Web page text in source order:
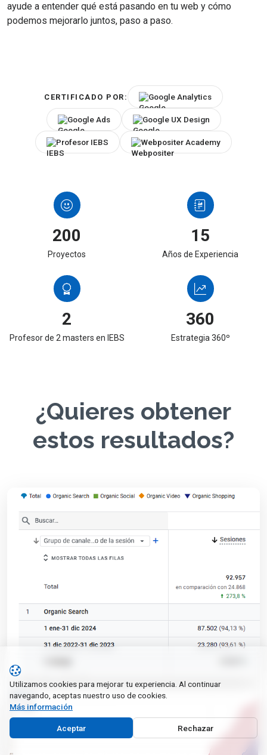
ayude a entender qué está pasando en tu web y cómo
podemos mejorarlo juntos, paso a paso.
CERTIFICADO POR: Google Analytics
Google Ads Google UX Design
Profesor IEBS Webpositer Academy
200
Proyectos
15
Años de Experiencia
2
Profesor de 2 masters en IEBS
360
Estrategia 360º
¿Quieres obtener
estos resultados?
Utilizamos cookies para mejorar tu experiencia. Al continuar
navegando, aceptas nuestro uso de cookies.
Más información
Aceptar Rechazar